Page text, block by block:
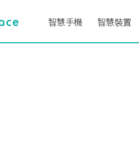
智慧手機 智慧裝置